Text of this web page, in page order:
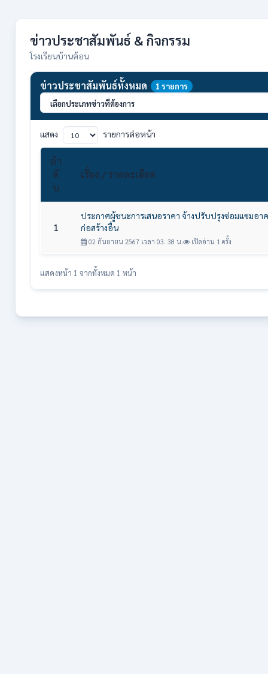
ข่าวประชาสัมพันธ์ & กิจกรรม
โรงเรียนบ้านต้อน
ข่าวประชาสัมพันธ์ทั้งหมด 1 รายการ
แสดง รายการต่อหน้า
ลำ
ดั
บ
เรื่อง / รายละเอียด
1
ประกาศผู้ชนะการเสนอราคา จ้างปรับปรุงซ่อมแซมอา
ก่อสร้างอื่น
02 กันยายน 2567 เวลา 03. 38 น. เปิดอ่าน 1 ครั้ง
แสดงหน้า 1 จากทั้งหมด 1 หน้า